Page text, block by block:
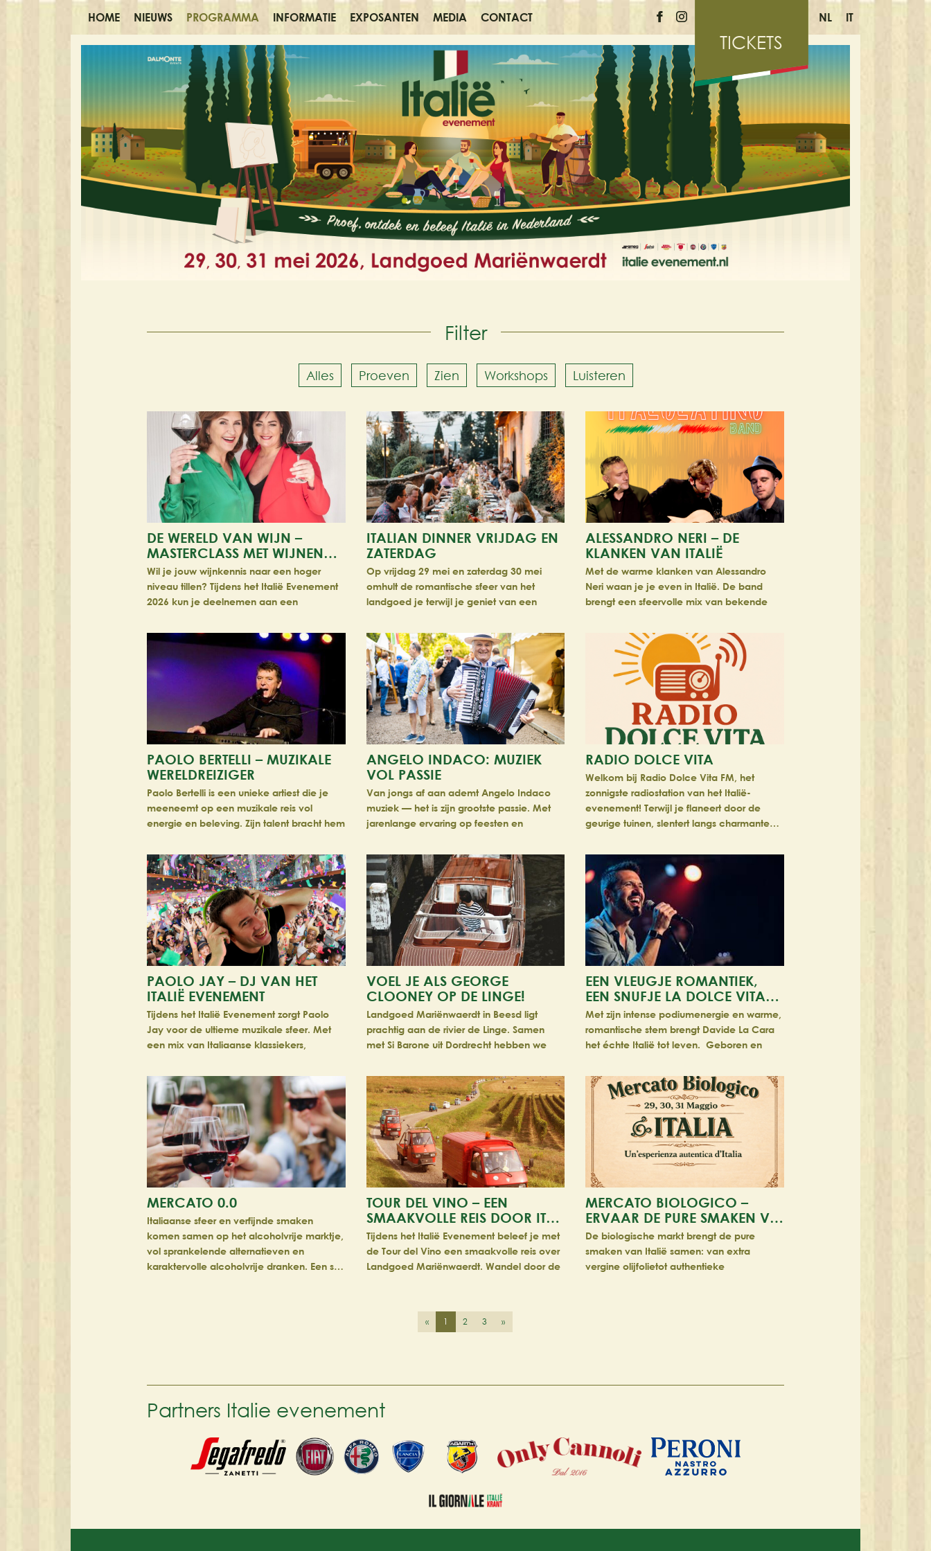
HOME NIEUWS PROGRAMMA INFORMATIE EXPOSANTEN MEDIA CONTACT NL IT
TICKETS
Filter
Alles Proeven Zien Workshops Luisteren
DE WERELD VAN WIJN –
MASTERCLASS MET WIJNEN…
Wil je jouw wijnkennis naar een hoger
niveau tillen? Tijdens het Italië Evenement
2026 kun je deelnemen aan een
ITALIAN DINNER VRIJDAG EN
ZATERDAG
Op vrijdag 29 mei en zaterdag 30 mei
omhult de romantische sfeer van het
landgoed je terwijl je geniet van een
ALESSANDRO NERI – DE
KLANKEN VAN ITALIË
Met de warme klanken van Alessandro
Neri waan je je even in Italië. De band
brengt een sfeervolle mix van bekende
PAOLO BERTELLI – MUZIKALE
WERELDREIZIGER
Paolo Bertelli is een unieke artiest die je
meeneemt op een muzikale reis vol
energie en beleving. Zijn talent bracht hem
ANGELO INDACO: MUZIEK
VOL PASSIE
Van jongs af aan ademt Angelo Indaco
muziek — het is zijn grootste passie. Met
jarenlange ervaring op feesten en
RADIO DOLCE VITA
Welkom bij Radio Dolce Vita FM, het
zonnigste radiostation van het Italië-
evenement! Terwijl je flaneert door de
geurige tuinen, slentert langs charmante…
PAOLO JAY – DJ VAN HET
ITALIË EVENEMENT
Tijdens het Italië Evenement zorgt Paolo
Jay voor de ultieme muzikale sfeer. Met
een mix van Italiaanse klassiekers,
VOEL JE ALS GEORGE
CLOONEY OP DE LINGE!
Landgoed Mariënwaerdt in Beesd ligt
prachtig aan de rivier de Linge. Samen
met Si Barone uit Dordrecht hebben we
EEN VLEUGJE ROMANTIEK,
EEN SNUFJE LA DOLCE VITA…
Met zijn intense podiumenergie en warme,
romantische stem brengt Davide La Cara
het échte Italië tot leven. Geboren en
MERCATO 0.0
Italiaanse sfeer en verfijnde smaken
komen samen op het alcoholvrije marktje,
vol sprankelende alternatieven en
karaktervolle alcoholvrije dranken. Een s…
TOUR DEL VINO – EEN
SMAAKVOLLE REIS DOOR IT…
Tijdens het Italië Evenement beleef je met
de Tour del Vino een smaakvolle reis over
Landgoed Mariënwaerdt. Wandel door de
MERCATO BIOLOGICO –
ERVAAR DE PURE SMAKEN V…
De biologische markt brengt de pure
smaken van Italië samen: van extra
vergine olijfolietot authentieke
« 1 2 3 »
Partners Italie evenement